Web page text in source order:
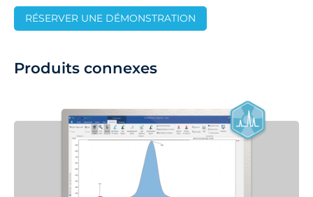
RÉSERVER UNE DÉMONSTRATION
Produits connexes